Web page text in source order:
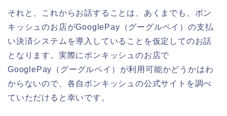
それと、これからお話することは、あくまでも、ボン
キッシュのお店がGooglePay（グーグルペイ）の支払
い決済システムを導入していることを仮定してのお話
となります。実際にボンキッシュのお店で
GooglePay（グーグルペイ）が利用可能かどうかはわ
からないので、各自ボンキッシュの公式サイトを調べ
ていただけると幸いです。